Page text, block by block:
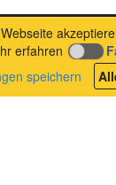
erfahren
speichern